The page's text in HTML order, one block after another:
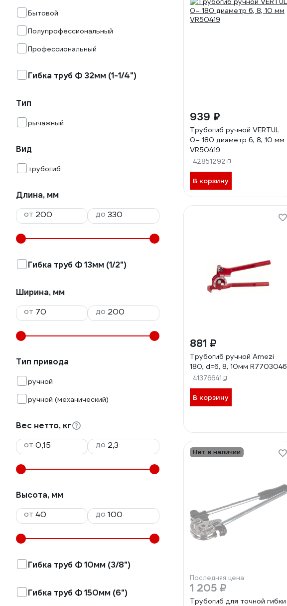
Бытовой
Полупрофессиональный
Профессиональный
Гибка труб Ф 32мм (1-1/4")
Тип
рычажный
Вид
трубогиб
Длина, мм
от
до
Гибка труб Ф 13мм (1/2")
Ширина, мм
от
до
Тип привода
ручной
ручной (механический)
Вес нетто, кг
от
до
Высота, мм
от
до
Гибка труб Ф 10мм (3/8")
Гибка труб Ф 150мм (6")
939 ₽
Трубогиб ручной VERTUL
0– 180 диаметр 6, 8, 10 мм
VR50419
42851292
В корзину
881 ₽
Трубогиб ручной Arnezi
180, d=6, 8, 10мм R7703046
41376641
В корзину
Нет в наличии
Последняя цена
1 205 ₽
Трубогиб для точной гибки